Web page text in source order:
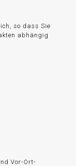
so dass Sie
abhängig
Vor-Ort-